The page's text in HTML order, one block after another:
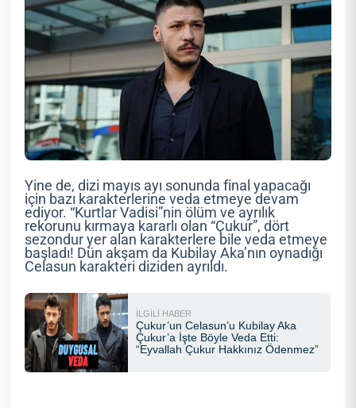
Yine de, dizi mayıs ayı sonunda final yapacağı
için bazı karakterlerine veda etmeye devam
ediyor. “Kurtlar Vadisi”nin ölüm ve ayrılık
rekorunu kırmaya kararlı olan “Çukur”, dört
sezondur yer alan karakterlere bile veda etmeye
başladı! Dün akşam da Kubilay Aka’nın oynadığı
Celasun karakteri diziden ayrıldı.